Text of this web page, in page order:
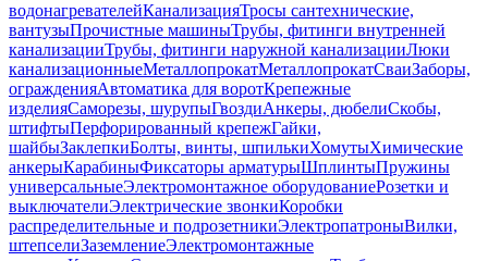
водонагревателейКанализацияТросы сантехнические,
вантузыПрочистные машиныТрубы, фитинги внутренней
канализацииТрубы, фитинги наружной канализацииЛюки
канализационныеМеталлопрокатМеталлопрокатСваиЗаборы,
огражденияАвтоматика для воротКрепежные
изделияСаморезы, шурупыГвоздиАнкеры, дюбелиСкобы,
штифтыПерфорированный крепежГайки,
шайбыЗаклепкиБолты, винты, шпилькиХомутыХимические
анкерыКарабиныФиксаторы арматурыШплинтыПружины
универсальныеЭлектромонтажное оборудованиеРозетки и
выключателиЭлектрические звонкиКоробки
распределительные и подрозетникиЭлектропатроныВилки,
штепселиЗаземлениеЭлектромонтажные